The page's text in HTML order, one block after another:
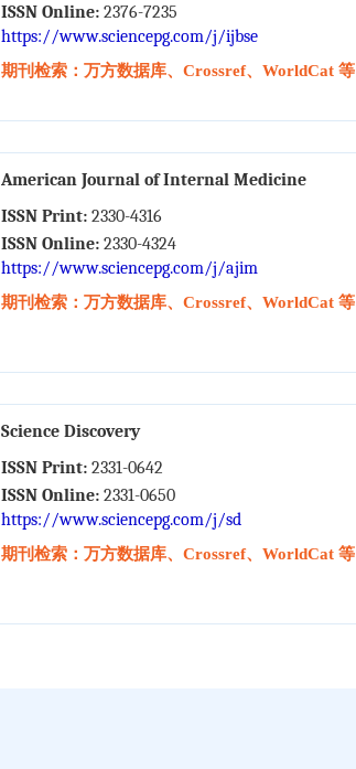
ISSN Online: 2376-7235
https://www.sciencepg.com/j/ijbse
期刊检索：万方数据库、Crossref、WorldCat 等
American Journal of Internal Medicine
ISSN Print: 2330-4316
ISSN Online: 2330-4324
https://www.sciencepg.com/j/ajim
期刊检索：万方数据库、Crossref、WorldCat 等
Science Discovery
ISSN Print: 2331-0642
ISSN Online: 2331-0650
https://www.sciencepg.com/j/sd
期刊检索：万方数据库、Crossref、WorldCat 等